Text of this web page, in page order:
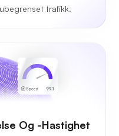
trafikk.
Og -hastighet